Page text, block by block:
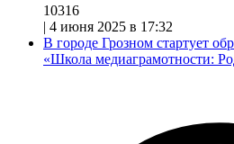
10316
| 4 июня 2025 в 17:32
В городе Грозном стартует
«Школа медиаграмотности: